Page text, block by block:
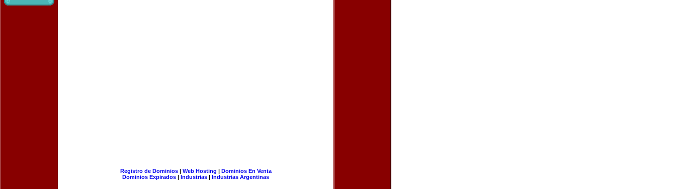
Registro de Dominios| Web Hosting | Dominios En Venta
Dominios Expirados | Industrias | Industrias Argentinas